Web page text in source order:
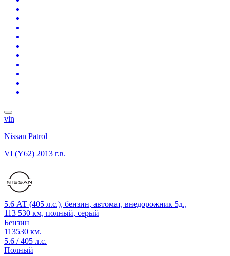
vin
Nissan Patrol
VI (Y62) 2013 г.в.
5.6 АТ (405 л.с.), бензин, автомат, внедорожник 5д.,
113 530 км, полный, серый
Бензин
113530 км.
5.6 / 405 л.с.
Полный